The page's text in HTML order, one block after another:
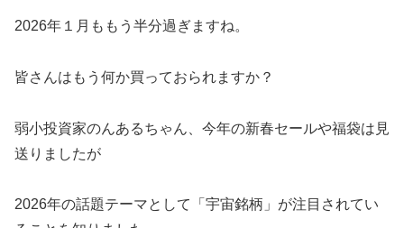
2026年１月ももう半分過ぎますね。
皆さんはもう何か買っておられますか？
弱小投資家のんあるちゃん、今年の新春セールや福袋は見
送りましたが
2026年の話題テーマとして「宇宙銘柄」が注目されてい